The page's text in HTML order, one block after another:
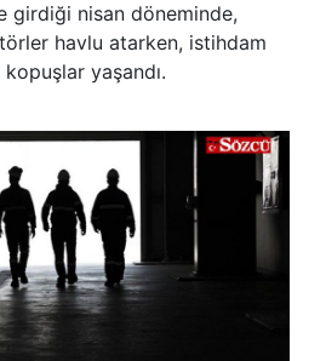
girdiği nisan döneminde,
havlu atarken, istihdam
yaşandı.